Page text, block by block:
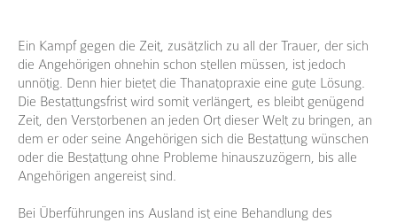
Ein Kampf gegen die Zeit, zusätzlich zu all der Trauer, der sich
die Angehörigen ohnehin schon stellen müssen, ist jedoch
unnötig. Denn hier bietet die Thanatopraxie eine gute Lösung.
Die Bestattungsfrist wird somit verlängert, es bleibt genügend
Zeit, den Verstorbenen an jeden Ort dieser Welt zu bringen, an
dem er oder seine Angehörigen sich die Bestattung wünschen
oder die Bestattung ohne Probleme hinauszuzögern, bis alle
Angehörigen angereist sind.
Bei Überführungen ins Ausland ist eine Behandlung des